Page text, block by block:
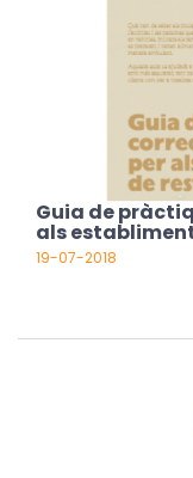
Guia de
als
19-07-2018